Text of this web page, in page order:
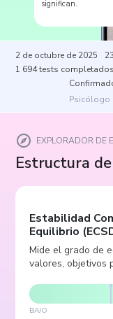
significan.
2 de octubre de 2025
1 694tests completados
Psicólogo
EXPLORADOR DE
Estructura
Estabilidad
Equilibrio (
Mide el grado de
valores, objetivos
BAJO